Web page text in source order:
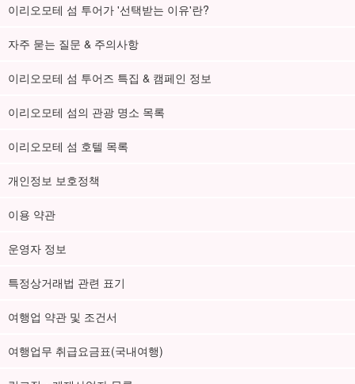
이리오모테 섬 투어가 '선택받는 이유'란?
자주 묻는 질문 & 주의사항
이리오모테 섬 투어즈 특집 & 캠페인 정보
이리오모테 섬의 관광 명소 목록
이리오모테 섬 호텔 목록
개인정보 보호정책
이용 약관
운영자 정보
특정상거래법 관련 표기
여행업 약관 및 조건서
여행업무 취급요금표(국내여행)